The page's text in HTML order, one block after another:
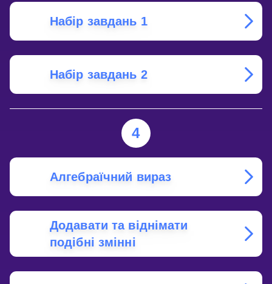
Набір завдань 1
Набір завдань 2
4
Алгебраїчний вираз
Додавати та віднімати
подібні змінні